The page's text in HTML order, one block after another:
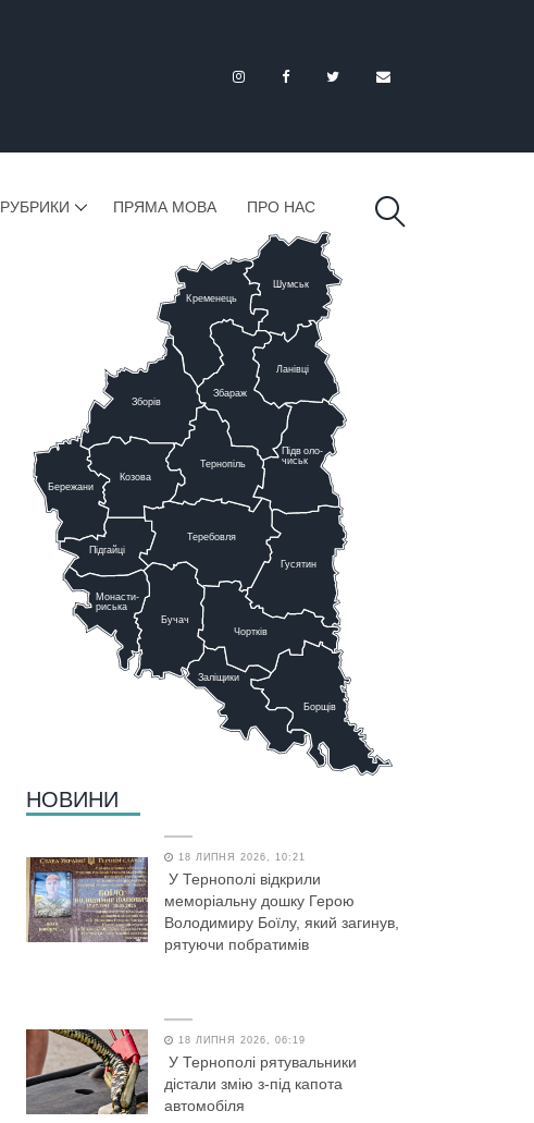
РУБРИКИ ПРЯМА МОВА ПРО НАС
Тернопіль
Теребовля
Бучач
Заліщики
Борщів
Чортків
Гусятин
Підволо-
чиськ
Ланівці
Збараж
Шумськ
Кременець
Козова
Бережани
Підгайці
Зборів
Монасти-
риська
НОВИНИ
18 ЛИПНЯ 2026, 10:21
У Тернополі відкрили
меморіальну дошку Герою
Володимиру Боїлу, який загинув,
рятуючи побратимів
18 ЛИПНЯ 2026, 06:19
У Тернополі рятувальники
дістали змію з-під капота
автомобіля